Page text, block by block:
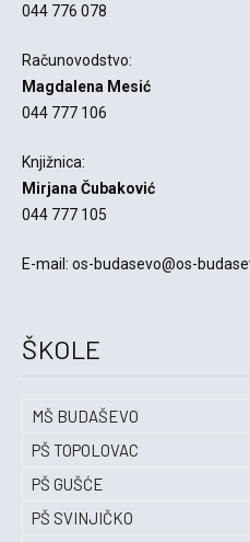
044 776 078
Računovodstvo:
Magdalena Mesić
044 777 106
Knjižnica:
Mirjana Čubaković
044 777 105
E-mail: os-budasevo@os-
ŠKOLE
MŠ BUDAŠEVO
PŠ TOPOLOVAC
PŠ GUŠĆE
PŠ SVINJIČKO